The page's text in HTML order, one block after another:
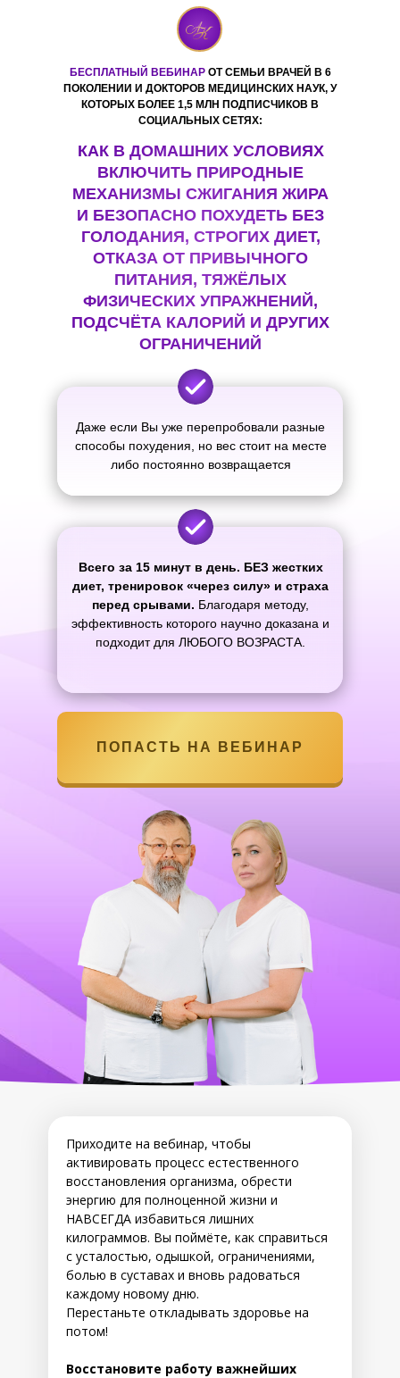
КАК В ДОМАШНИХ УСЛОВИЯХ
ВКЛЮЧИТЬ ПРИРОДНЫЕ
МЕХАНИЗМЫ СЖИГАНИЯ ЖИРА
И БЕЗОПАСНО ПОХУДЕТЬ БЕЗ
ГОЛОДАНИЯ, СТРОГИХ ДИЕТ,
ОТКАЗА ОТ ПРИВЫЧНОГО
ПИТАНИЯ, ТЯЖЁЛЫХ
ФИЗИЧЕСКИХ УПРАЖНЕНИЙ,
ПОДСЧЁТА КАЛОРИЙ И ДРУГИХ
ОГРАНИЧЕНИЙ
БЕСПЛАТНЫЙ ВЕБИНАР ОТ СЕМЬИ ВРАЧЕЙ В 6
ПОКОЛЕНИИ И ДОКТОРОВ МЕДИЦИНСКИХ НАУК, У
КОТОРЫХ БОЛЕЕ 1,5 МЛН ПОДПИСЧИКОВ В
СОЦИАЛЬНЫХ СЕТЯХ:
ПОПАСТЬ НА ВЕБИНАР
Всего за 15 минут в день. БЕЗ жестких
диет, тренировок «через силу» и страха
перед срывами. Благодаря методу,
эффективность которого научно доказана и
подходит для ЛЮБОГО ВОЗРАСТА.
Даже если Вы уже перепробовали разные
способы похудения, но вес стоит на месте
либо постоянно возвращается
Приходите на вебинар, чтобы
активировать процесс естественного
восстановления организма, обрести
энергию для полноценной жизни и
НАВСЕГДА избавиться лишних
килограммов. Вы поймёте, как справиться
с усталостью, одышкой, ограничениями,
болью в суставах и вновь радоваться
каждому новому дню.
Перестаньте откладывать здоровье на
потом!
Восстановите работу важнейших